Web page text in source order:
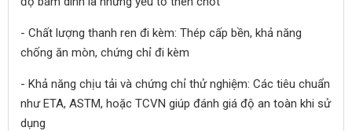
- Chất lượng thanh ren đi kèm: Thép cấp bền, khả năng
chống ăn mòn, chứng chỉ đi kèm
- Khả năng chịu tải và chứng chỉ thử nghiệm: Các tiêu chuẩn
như ETA, ASTM, hoặc TCVN giúp đánh giá độ an toàn khi sử
dụng